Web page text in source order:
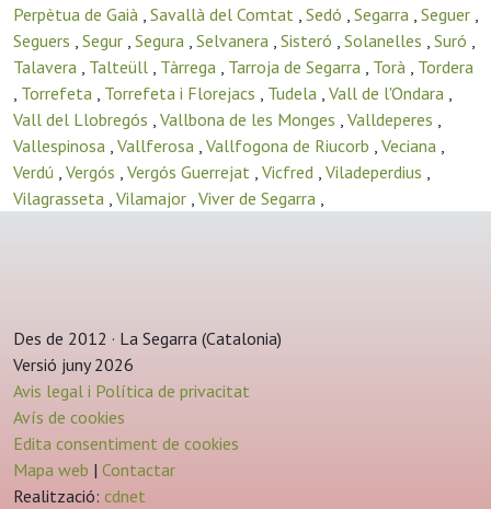
Perpètua de Gaià , Savallà del Comtat , Sedó , Segarra , Seguer ,
Seguers , Segur , Segura , Selvanera , Sisteró , Solanelles , Suró ,
Talavera , Talteüll , Tàrrega , Tarroja de Segarra , Torà , Tordera
, Torrefeta , Torrefeta i Florejacs , Tudela , Vall de l'Ondara ,
Vall del Llobregós , Vallbona de les Monges , Valldeperes ,
Vallespinosa , Vallferosa , Vallfogona de Riucorb , Veciana ,
Verdú , Vergós , Vergós Guerrejat , Vicfred , Viladeperdius ,
Vilagrasseta , Vilamajor , Viver de Segarra ,
Des de 2012 · La Segarra (Catalonia)
Versió juny 2026
Avis legal i Política de privacitat
Avís de cookies
Edita consentiment de cookies
Mapa web | Contactar
Realització: cdnet